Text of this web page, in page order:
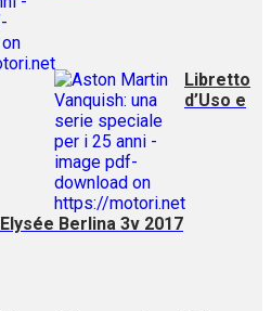
Libretto
d’Uso e
Berlina 3v 2017